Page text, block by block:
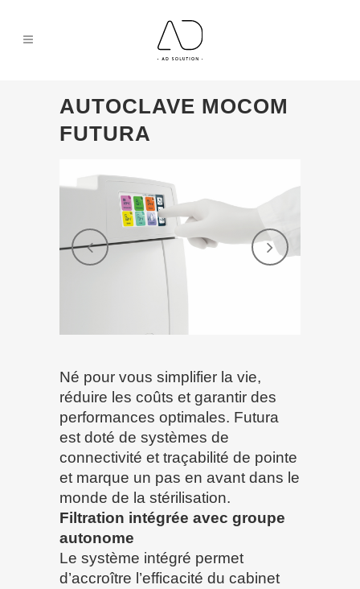
AUTOCLAVE MOCOM
FUTURA
Né pour vous simplifier la vie,
réduire les coûts et garantir des
performances optimales. Futura
est doté de systèmes de
connectivité et traçabilité de pointe
et marque un pas en avant dans le
monde de la stérilisation.
Filtration intégrée avec groupe
autonome
Le système intégré permet
d’accroître l’efficacité du cabinet